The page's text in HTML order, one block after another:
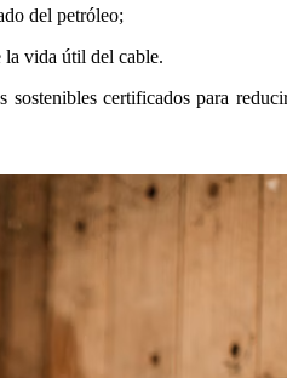
del petróleo;
vida útil del cable.
certificados para